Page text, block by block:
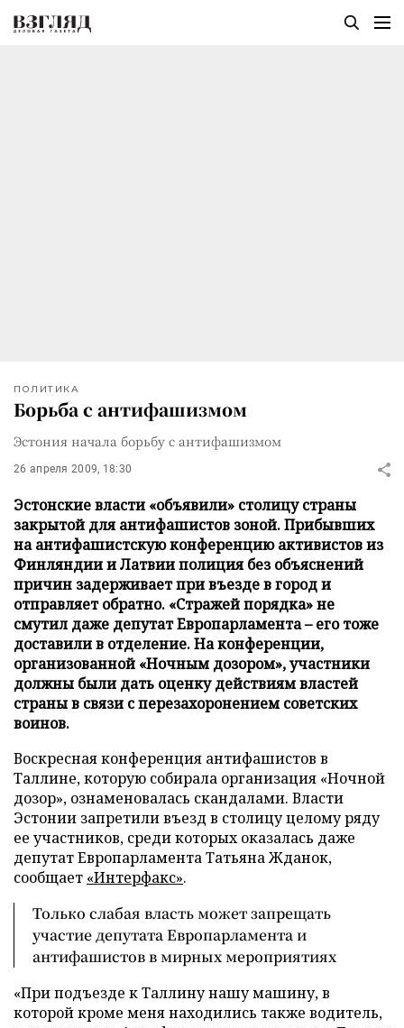
ПОЛИТИКА
Борьба с антифашизмом
Эстония начала борьбу с антифашизмом
26 апреля 2009, 18:30
Эстонские власти «объявили» столицу страны
закрытой для антифашистов зоной. Прибывших
на антифашистскую конференцию активистов из
Финляндии и Латвии полиция без объяснений
причин задерживает при въезде в город и
отправляет обратно. «Стражей порядка» не
смутил даже депутат Европарламента – его тоже
доставили в отделение. На конференции,
организованной «Ночным дозором», участники
должны были дать оценку действиям властей
страны в связи с перезахоронением советских
воинов.
Воскресная конференция антифашистов в
Таллине, которую собирала организация «Ночной
дозор», ознаменовалась скандалами. Власти
Эстонии запретили въезд в столицу целому ряду
ее участников, среди которых оказалась даже
депутат Европарламента Татьяна Жданок,
сообщает «Интерфакс».
Только слабая власть может запрещать
участие депутата Европарламента и
антифашистов в мирных мероприятиях
«При подъезде к Таллину нашу машину, в
которой кроме меня находились также водитель,